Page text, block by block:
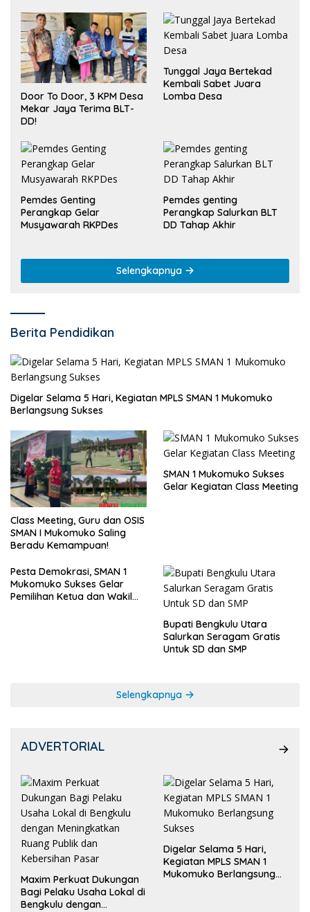
Door To Door, 3 KPM Desa
Mekar Jaya Terima BLT-
DD!
Tunggal Jaya Bertekad
Kembali Sabet Juara
Lomba Desa
Pemdes Genting
Perangkap Gelar
Musyawarah RKPDes
Pemdes genting
Perangkap Salurkan BLT
DD Tahap Akhir
Selengkapnya
Berita Pendidikan
Digelar Selama 5 Hari, Kegiatan MPLS SMAN 1 Mukomuko
Berlangsung Sukses
Class Meeting, Guru dan OSIS
SMAN I Mukomuko Saling
Beradu Kemampuan!
SMAN 1 Mukomuko Sukses
Gelar Kegiatan Class Meeting
Pesta Demokrasi, SMAN 1
Mukomuko Sukses Gelar
Pemilihan Ketua dan Wakil
Bupati Bengkulu Utara
Salurkan Seragam Gratis
Untuk SD dan SMP
Selengkapnya
ADVERTORIAL
Maxim Perkuat Dukungan
Bagi Pelaku Usaha Lokal di
Bengkulu dengan
Digelar Selama 5 Hari,
Kegiatan MPLS SMAN 1
Mukomuko Berlangsung